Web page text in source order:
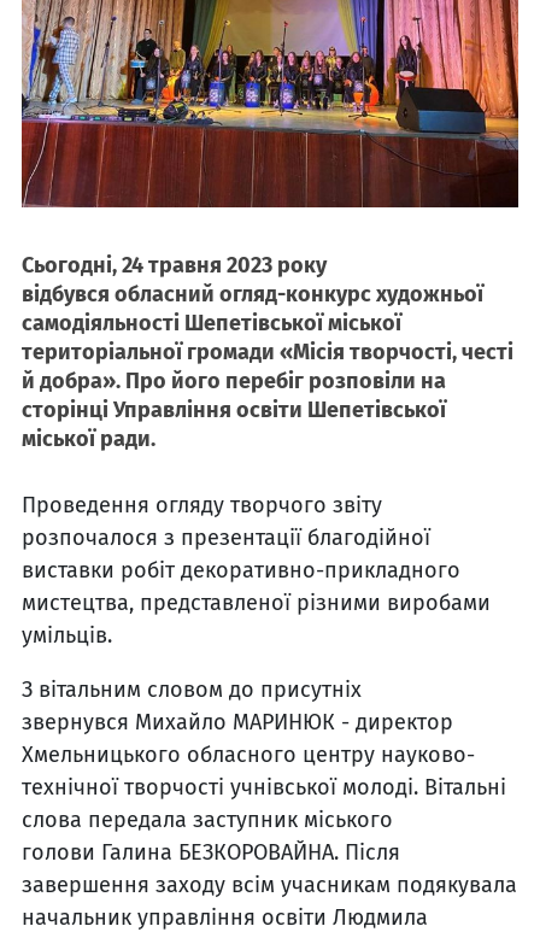
Сьогодні, 24 травня 2023 року
відбувся обласний огляд-конкурс художньої
самодіяльності Шепетівської міської
територіальної громади «Місія творчості, честі
й добра». Про його перебіг розповіли на
сторінці Управління освіти Шепетівської
міської ради.
Проведення огляду творчого звіту
розпочалося з презентації благодійної
виставки робіт декоративно-прикладного
мистецтва, представленої різними виробами
умільців.
З вітальним словом до присутніх
звернувся Михайло МАРИНЮК - директор
Хмельницького обласного центру науково-
технічної творчості учнівської молоді. Вітальні
слова передала заступник міського
голови Галина БЕЗКОРОВАЙНА. Після
завершення заходу всім учасникам подякувала
начальник управління освіти Людмила